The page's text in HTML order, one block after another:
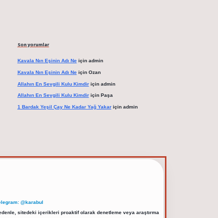
Son yorumlar
Kavala Nın Eşinin Adı Neiçin admin
Kavala Nın Eşinin Adı Neiçin Ozan
Allahın En Sevgili Kulu Kimdiriçin admin
Allahın En Sevgili Kulu Kimdiriçin Paşa
1 Bardak Yeşil Çay Ne Kadar Yağ Yakariçin admin
@karabul
sitedeki içerikleri proaktif olarak denetleme veya araştırma